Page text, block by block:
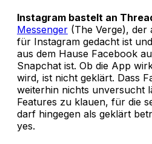
Instagram bastelt an
Messenger (The Verge), der
für Instagram gedacht ist
aus dem Hause Facebook
Snapchat ist. Ob die App
wird, ist nicht geklärt. Dass
weiterhin nichts unversucht
Features zu klauen, für die
darf hingegen als geklärt
yes.